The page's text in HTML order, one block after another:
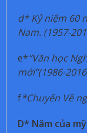
d* Kỷ niệm 60
Nam. (1957-
e*“Văn học
mới”(1986-
f*Chuyến Về
D* Năm của